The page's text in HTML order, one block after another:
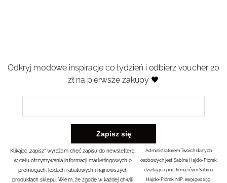
Odkryj modowe inspiracje co tydzień i odbierz voucher 20
zł na pierwsze zakupy 🖤
Klikając „zapisz” wyrażam chęć zapisu do newslettera,
w celu otrzymywania informacji marketingowych o
promocjach, kodach rabatowych i najnowszych
produktach sklepu. Wiem, że zgodę w każdej chwili
Administratorem Twoich danych
osobowych jest Sabina Hajdo-Piórek
działająca pod firmą rêver Sabina
Hajdo-Piórek NIP: 8691960639,